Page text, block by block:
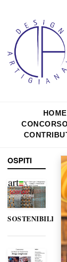
HOME
OSPITI
SOSTENIBILITÀ